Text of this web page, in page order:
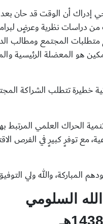
أن الوقت قد حان بعد
من دراسات نظرية وعرضٍ
المجتمع ومطالب
هو المعضلة الرئيسية
تتطلب الشراكة
الحراك العلمي المرتبط
مع توفرٍ كبيرٍ في الفرص
والله ولي
السلومي